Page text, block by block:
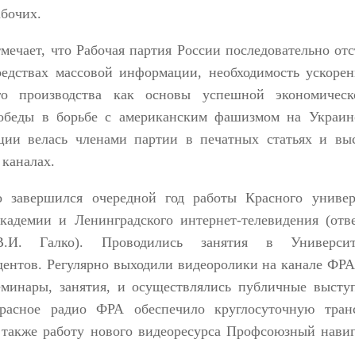
что Рабочая партия России последовательно
массовой информации, необходимость
производства как основы успешной
в борьбе с американским фашизмом на
велась членами партии в печатных статьях и
завершился очередной год работы Красного
и Ленинградского интернет-телевидения
Галко). Проводились занятия в
Регулярно выходили видеоролики на канале
занятия, и осуществлялись публичные
радио ФРА обеспечило круглосуточную
работу нового видеоресурса Профсоюзный